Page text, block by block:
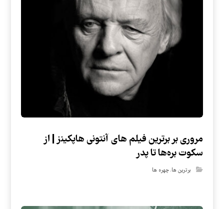
مروری بر برترین فیلم های آنتونی هاپکینز | از
سکوت بره‌ها تا پدر
برترین ها,چهره ها